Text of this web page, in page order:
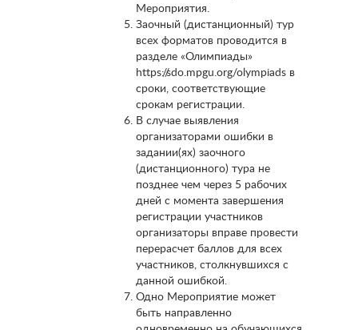
Мероприятия.
Заочный (дистанционный) тур
всех форматов проводится в
разделе «Олимпиады»
https://sdo.mpgu.org/olympiads в
сроки, соответствующие
срокам регистрации.
В случае выявления
организаторами ошибки в
задании(ях) заочного
(дистанционного) тура не
позднее чем через 5 рабочих
дней с момента завершения
регистрации участников
организаторы вправе провести
перерасчет баллов для всех
участников, столкнувшихся с
данной ошибкой.
Одно Мероприятие может
быть направленно